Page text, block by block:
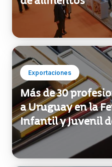
Exportaciones
Más de 30
a Uruguay en la
Infantil y Juvenil